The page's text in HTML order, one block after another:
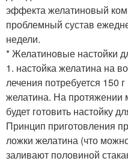
эффекта желатиновый
проблемный сустав
недели.
* Желатиновые настойки
1. настойка желатина на
лечения потребуется 150
желатина. На протяжении
будет готовить настойку
Принцип приготовления
ложки желатина (что
заливают половиной